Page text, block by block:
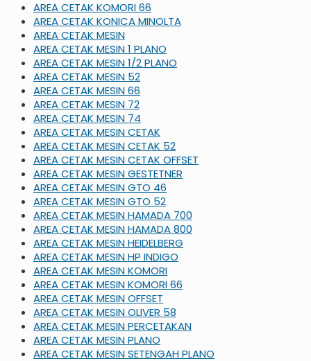
AREA CETAK KOMORI 66
AREA CETAK KONICA MINOLTA
AREA CETAK MESIN
AREA CETAK MESIN 1 PLANO
AREA CETAK MESIN 1/2 PLANO
AREA CETAK MESIN 52
AREA CETAK MESIN 66
AREA CETAK MESIN 72
AREA CETAK MESIN 74
AREA CETAK MESIN CETAK
AREA CETAK MESIN CETAK 52
AREA CETAK MESIN CETAK OFFSET
AREA CETAK MESIN GESTETNER
AREA CETAK MESIN GTO 46
AREA CETAK MESIN GTO 52
AREA CETAK MESIN HAMADA 700
AREA CETAK MESIN HAMADA 800
AREA CETAK MESIN HEIDELBERG
AREA CETAK MESIN HP INDIGO
AREA CETAK MESIN KOMORI
AREA CETAK MESIN KOMORI 66
AREA CETAK MESIN OFFSET
AREA CETAK MESIN OLIVER 58
AREA CETAK MESIN PERCETAKAN
AREA CETAK MESIN PLANO
AREA CETAK MESIN SETENGAH PLANO